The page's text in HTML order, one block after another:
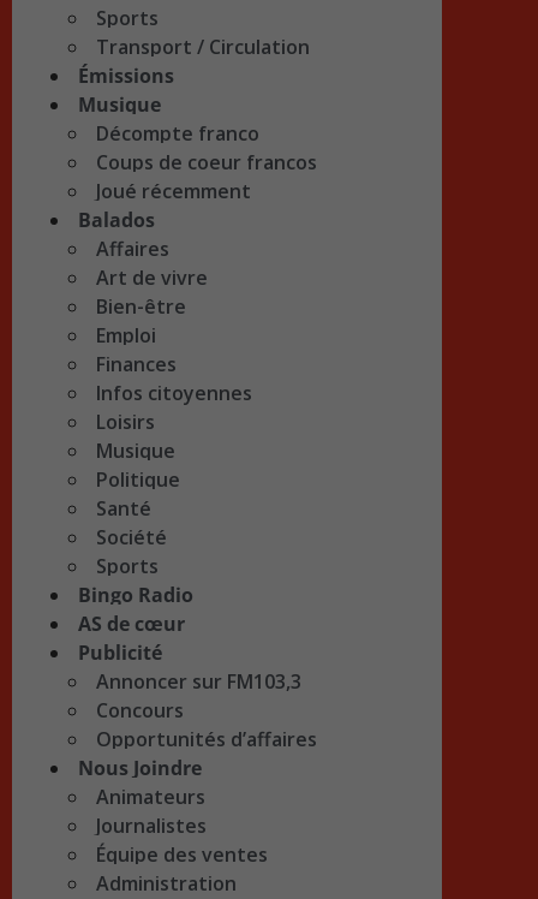
Sports
Transport / Circulation
Émissions
Musique
Décompte franco
Coups de coeur francos
Joué récemment
Balados
Affaires
Art de vivre
Bien-être
Emploi
Finances
Infos citoyennes
Loisirs
Musique
Politique
Santé
Société
Sports
Bingo Radio
AS de cœur
Publicité
Annoncer sur FM103,3
Concours
Opportunités d’affaires
Nous Joindre
Animateurs
Journalistes
Équipe des ventes
Administration